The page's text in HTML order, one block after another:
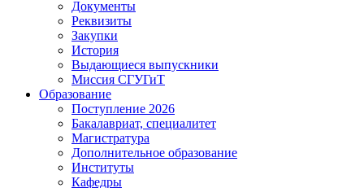
Документы
Реквизиты
Закупки
История
Выдающиеся выпускники
Миссия СГУГиТ
Образование
Поступление 2026
Бакалавриат, специалитет
Магистратура
Дополнительное образование
Институты
Кафедры